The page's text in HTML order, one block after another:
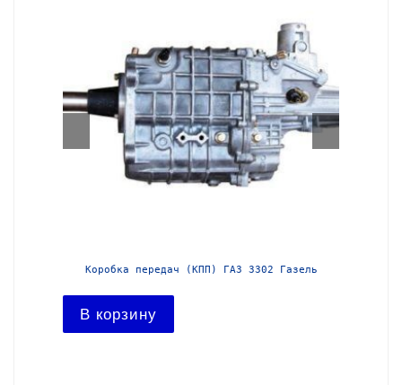
Коробка передач (КПП) ГАЗ 3302 Газель
В корзину